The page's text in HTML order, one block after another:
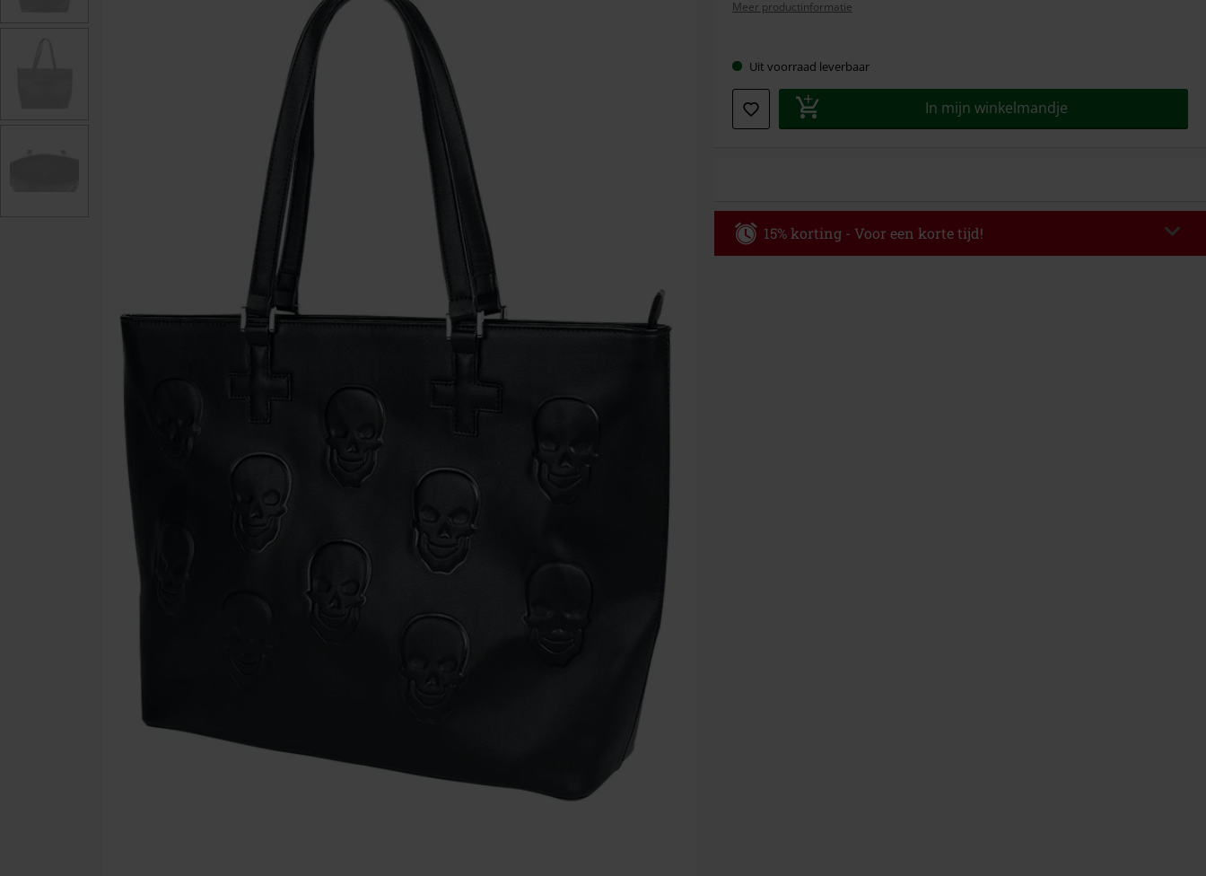
Meer productinformatie
Kies
je
maat
Uit voorraad leverbaar
In mijn winkelmandje
15% korting - Voor een korte tijd!